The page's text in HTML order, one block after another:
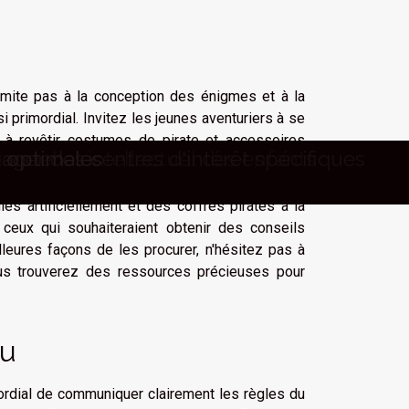
pas à la conception des énigmes et à la
primordial. Invitez les jeunes aventuriers à se
revêtir costumes de pirate et accessoires
style, une fausse épée à la ceinture, sans
artificiellement et des coffres pirates à la
qui souhaiteraient obtenir des conseils
façons de les procurer, n'hésitez pas à
trouverez des ressources précieuses pour
de communiquer clairement les règles du
pierre
et intellectuel des enfants
des centres d'intérêt spécifiques